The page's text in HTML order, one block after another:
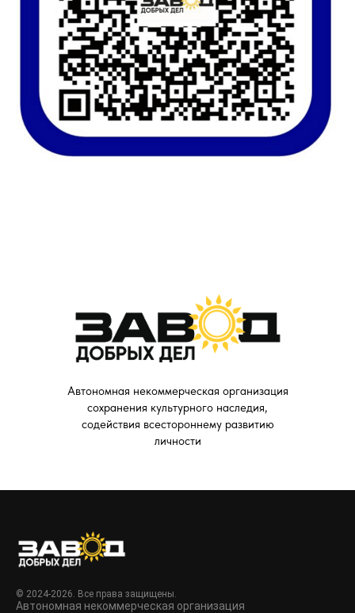
Автономная некоммерческая организация
сохранения культурного наследия,
содействия всестороннему развитию
личности
© 2024-2026. Все права защищены.
Автономная некоммерческая организация